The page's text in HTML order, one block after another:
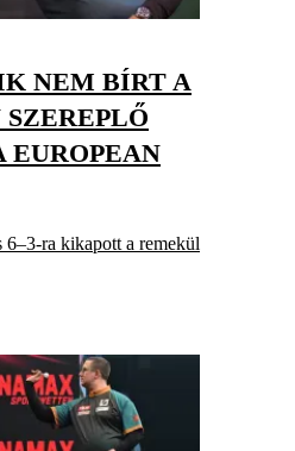
NEM BÍRT A
EUROPEAN
6–3-ra kikapott a remekül